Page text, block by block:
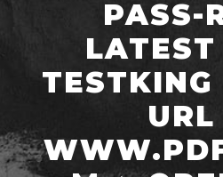
PASS-
TESTKING